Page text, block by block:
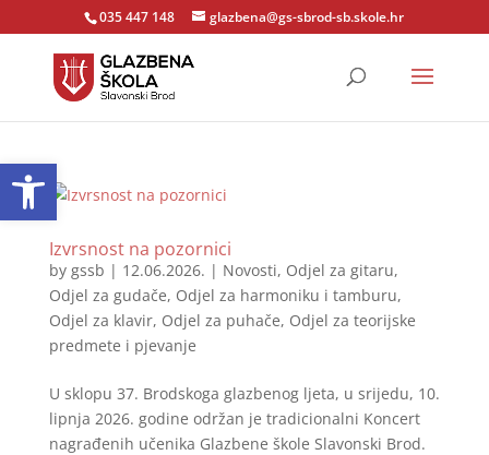
Open toolbar
035 447 148 glazbena@gs-sbrod-sb.skole.hr
Izvrsnost na pozornici
by gssb | 12.06.2026. | Novosti, Odjel za gitaru,
Odjel za gudače, Odjel za harmoniku i tamburu,
Odjel za klavir, Odjel za puhače, Odjel za teorijske
predmete i pjevanje
U sklopu 37. Brodskoga glazbenog ljeta, u srijedu, 10.
lipnja 2026. godine održan je tradicionalni Koncert
nagrađenih učenika Glazbene škole Slavonski Brod.